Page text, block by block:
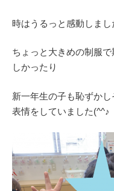
時はうるっと感動しま
ちょっと大きめの制服
しかったり
新一年生の子も恥ずか
表情をしていました(^^♪